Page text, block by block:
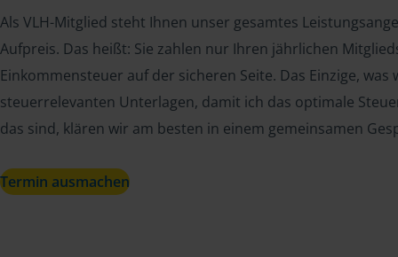
Als VLH-Mitglied steht Ihnen unser gesamtes
Aufpreis. Das heißt: Sie zahlen nur Ihren jährlichen
Einkommensteuer auf der sicheren Seite. Das Einzige,
steuerrelevanten Unterlagen, damit ich das optimale
das sind, klären wir am besten in einem gemeinsamen
Termin ausmachen